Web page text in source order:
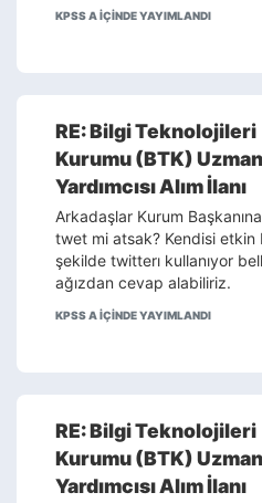
KPSS A IÇINDE YAYIMLANDI
RE: Bilgi Teknolojileri
Kurumu (BTK) Uzman
Yardımcısı Alım İlanı
Arkadaşlar Kurum Başkanına
twet mi atsak? Kendisi etkin
şekilde twitterı kullanıyor
ağızdan cevap alabiliriz.
KPSS A IÇINDE YAYIMLANDI
RE: Bilgi Teknolojileri
Kurumu (BTK) Uzman
Yardımcısı Alım İlanı